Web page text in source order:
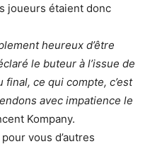
joueurs étaient donc
heureux d’être
le buteur à l’issue de
final, ce qui compte, c’est
avec impatience le
Kompany.
vous d’autres